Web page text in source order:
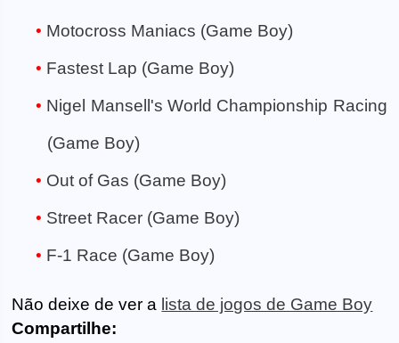
Motocross Maniacs (Game Boy)
Fastest Lap (Game Boy)
Nigel Mansell's World Championship Racing
(Game Boy)
Out of Gas (Game Boy)
Street Racer (Game Boy)
F-1 Race (Game Boy)
Não deixe de ver a lista de jogos de Game Boy
Compartilhe: